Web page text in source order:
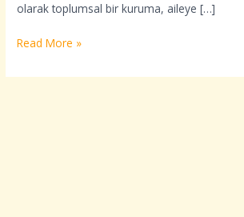
olarak toplumsal bir kuruma, aileye […]
Read More »